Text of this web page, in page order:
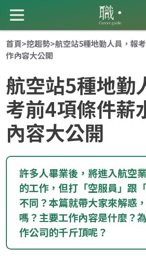
成 就 一 直 前 進 的 你
首頁>挖趨勢>航空站5種地勤人員，報
作內容大公開
航空站5種地勤
考前4項條件薪
內容大公開
許多人畢業後，將進入航空
的工作，但打「空服員」跟
不同？本篇就帶大家來解惑
嗎？主要工作內容是什麼？
作公司的千斤頂呢？